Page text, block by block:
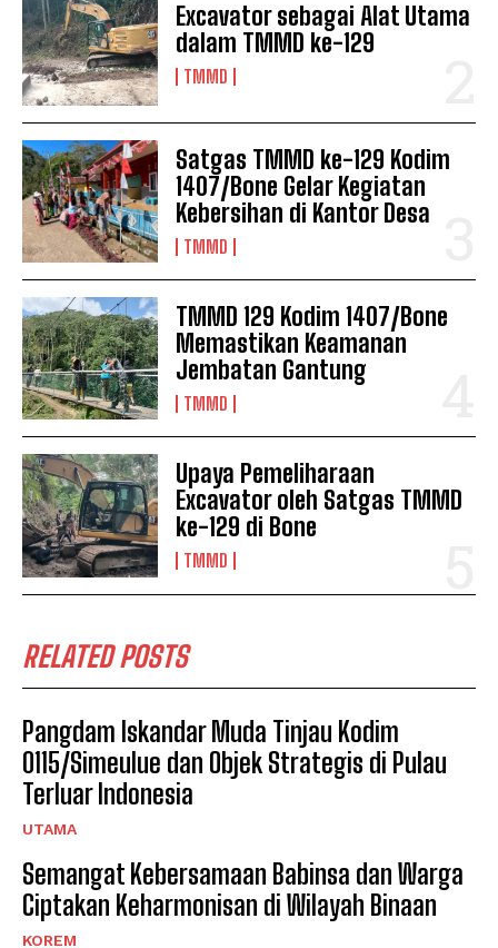
Excavator sebagai Alat Utama
dalam TMMD ke-129
TMMD
Satgas TMMD ke-129 Kodim
1407/Bone Gelar Kegiatan
Kebersihan di Kantor Desa
TMMD
TMMD 129 Kodim 1407/Bone
Memastikan Keamanan
Jembatan Gantung
TMMD
Upaya Pemeliharaan
Excavator oleh Satgas TMMD
ke-129 di Bone
TMMD
RELATED POSTS
Pangdam Iskandar Muda Tinjau Kodim
0115/Simeulue dan Objek Strategis di Pulau
Terluar Indonesia
UTAMA
Semangat Kebersamaan Babinsa dan Warga
Ciptakan Keharmonisan di Wilayah Binaan
KOREM